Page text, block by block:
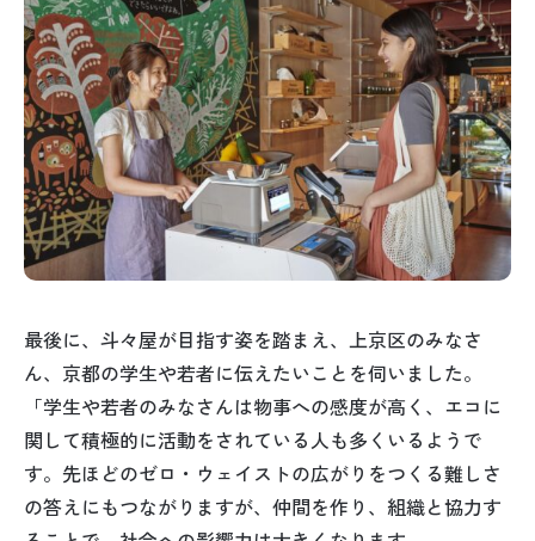
最後に、斗々屋が目指す姿を踏まえ、上京区のみなさ
ん、京都の学生や若者に伝えたいことを伺いました。
「学生や若者のみなさんは物事への感度が高く、エコに
関して積極的に活動をされている人も多くいるようで
す。先ほどのゼロ・ウェイストの広がりをつくる難しさ
の答えにもつながりますが、仲間を作り、組織と協力す